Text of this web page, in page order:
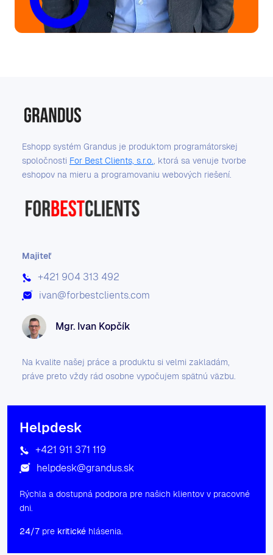
Eshopp systém Grandus je produktom programátorskej
spoločnosti For Best Clients, s.r.o.
, ktorá sa venuje tvorbe
eshopov na mieru a programovaniu webových riešení.
Majiteľ
+421 904 313 492
ivan@forbestclients.com
Mgr. Ivan Kopčík
Na kvalite našej práce a produktu si velmi zakladám,
práve preto vždy rád osobne vypočujem spätnú väzbu.
Helpdesk
+421 911 371 119
helpdesk@grandus.sk
Rýchla a dostupná podpora pre našich klientov v pracovné
dni.
24/7 pre kritické hlásenia.